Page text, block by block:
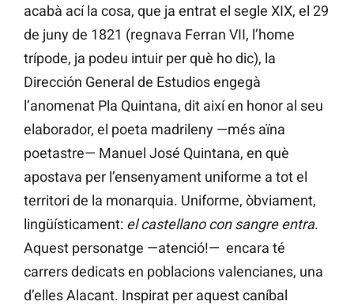
acabà ací la cosa, que ja entrat el segle XIX, el 29
de juny de 1821 (regnava Ferran VII, l’home
trípode, ja podeu intuir per què ho dic), la
Dirección General de Estudios engegà
l’anomenat Pla Quintana, dit així en honor al seu
elaborador, el poeta madrileny —més aïna
poetastre— Manuel José Quintana, en què
apostava per l’ensenyament uniforme a tot el
territori de la monarquia. Uniforme, òbviament,
lingüísticament: el castellano con sangre entra.
Aquest personatge —atenció!— encara té
carrers dedicats en poblacions valencianes, una
d’elles Alacant. Inspirat per aquest caníbal